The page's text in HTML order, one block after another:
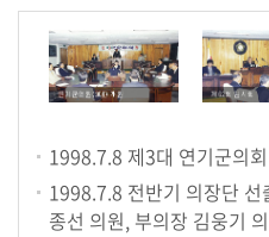
1998.7.8 제3대 연기군의
1998.7.8 전반기 의장단
종선 의원, 부의장 김웅기